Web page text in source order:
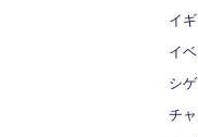
イ
イ
シ
チ